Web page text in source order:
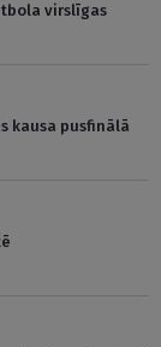
virslīgas
kausa pusfinālā